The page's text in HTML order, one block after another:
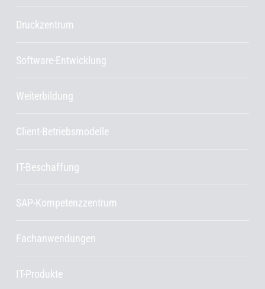
Druckzentrum
Software-Entwicklung
Weiterbildung
Client-Betriebsmodelle
IT-Beschaffung
SAP-Kompetenzzentrum
Fachanwendungen
IT-Produkte